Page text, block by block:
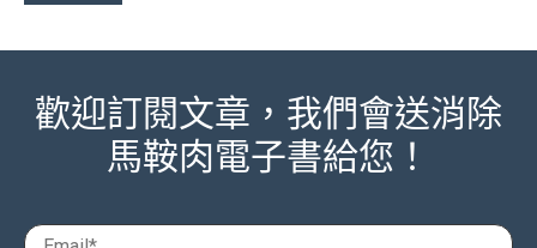
歡迎訂閱文章，我們會送消除
馬鞍肉電子書給您！